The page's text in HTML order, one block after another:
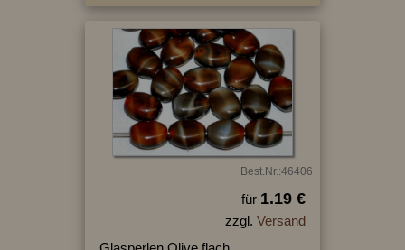
Best.Nr.:46406
für 1.19 €
zzgl. Versand